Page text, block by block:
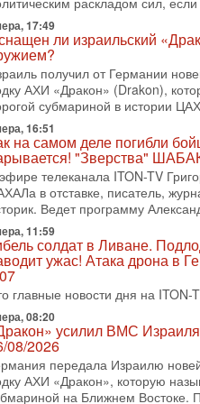
2026, 08:42
отменил удар по Ирану
08/2026
США Дональд Трамп
подготовленного удара по
Тегерана и других
2026, 17:50
голос» Израиля: кто
русскоязычных
политический ландшафт
взлет партии «Исраэль
2026, 17:00
закрытых дверей: о чём
Трамп и Нетаньяху?
визит премьер-министра
в США и его встреча с
больше вопросов, чем
07-2026, 15:18
готовит покушение на
эскалации, но КСИР
телеканала ITON-TV
17:49
ли израильский
получил от Германии
АХИ «Дракон» (Drakon),
субмариной в истории
16:51
на самом деле погибли
"Зверства"
телеканала ITON-TV
в отставке, писатель,
Ведет программу
11:59
солдат в Ливане.
ужас! Атака дрона в
главные новости дня на ITON-
08:20
усилил ВМС
08/2026
передала Израилю
АХИ «Дракон», которую
на Ближнем Востоке.